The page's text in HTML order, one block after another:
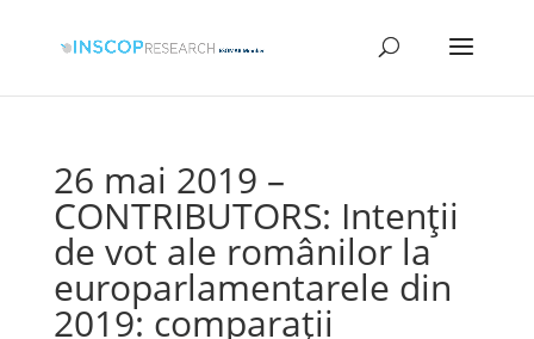
26 mai 2019 –
CONTRIBUTORS: Intenții
de vot ale românilor la
europarlamentarele din
2019: comparații